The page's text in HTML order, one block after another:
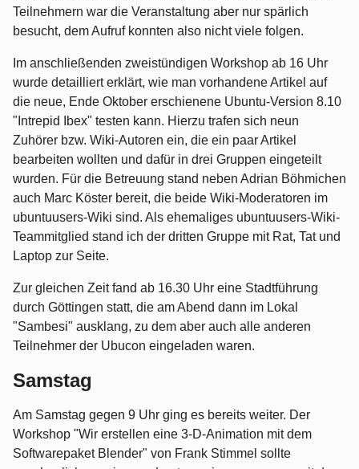
Teilnehmern war die Veranstaltung aber nur spärlich
besucht, dem Aufruf konnten also nicht viele folgen.
Im anschließenden zweistündigen Workshop ab 16 Uhr
wurde detailliert erklärt, wie man vorhandene Artikel auf
die neue, Ende Oktober erschienene Ubuntu-Version 8.10
"Intrepid Ibex" testen kann. Hierzu trafen sich neun
Zuhörer bzw. Wiki-Autoren ein, die ein paar Artikel
bearbeiten wollten und dafür in drei Gruppen eingeteilt
wurden. Für die Betreuung stand neben Adrian Böhmichen
auch Marc Köster bereit, die beide Wiki-Moderatoren im
ubuntuusers-Wiki sind. Als ehemaliges ubuntuusers-Wiki-
Teammitglied stand ich der dritten Gruppe mit Rat, Tat und
Laptop zur Seite.
Zur gleichen Zeit fand ab 16.30 Uhr eine Stadtführung
durch Göttingen statt, die am Abend dann im Lokal
"Sambesi" ausklang, zu dem aber auch alle anderen
Teilnehmer der Ubucon eingeladen waren.
Samstag
Am Samstag gegen 9 Uhr ging es bereits weiter. Der
Workshop "Wir erstellen eine 3-D-Animation mit dem
Softwarepaket Blender" von Frank Stimmel sollte